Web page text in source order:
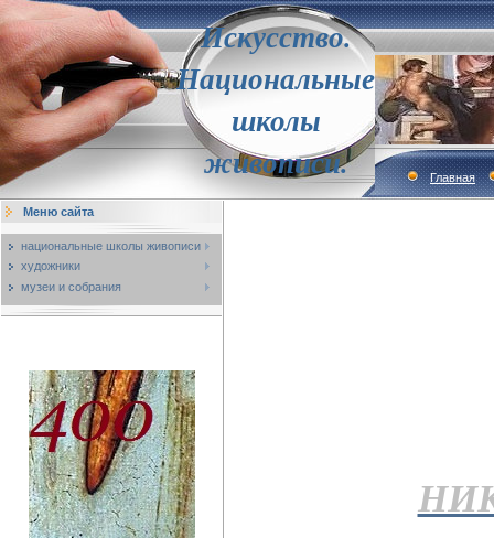
Искусство.
Национальные
школы
живописи.
Главная
Меню сайта
национальные школы живописи
художники
музеи и собрания